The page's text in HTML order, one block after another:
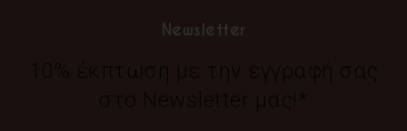
Newsletter